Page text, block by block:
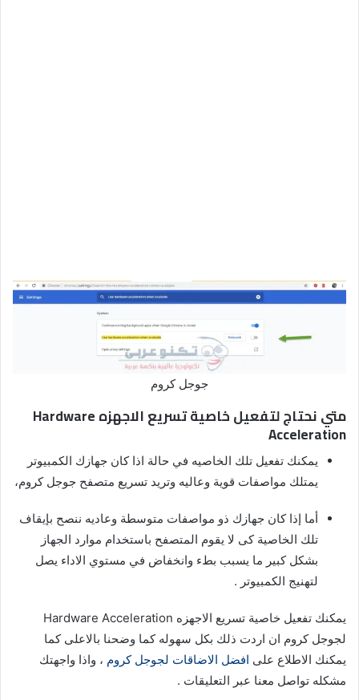
جوجل كروم
متي نحتاج لتفعيل خاصية تسريع الاجهزه Hardware
Acceleration
يمكنك تفعيل تلك الخاصيه في حالة اذا كان جهازك الكمبيوتر
يمتلك مواصفات قوية وعاليه وتريد تسريع متصفح جوجل كروم،
أما إذا كان جهازك ذو مواصفات متوسطة وعاديه ننصح بإيقاف
تلك الخاصية كى لا يقوم المتصفح باستخدام موارد الجهاز
بشكل كبير ما يسبب بطء وانخفاض في مستوي الاداء يصل
لتهنيج الكمبيوتر .
يمكنك تفعيل خاصية تسريع الاجهزه Hardware Acceleration
لجوجل كروم ان اردت ذلك بكل سهوله كما وضحنا بالاعلى كما
يمكنك الاطلاع على افضل الاضاقات لجوجل كروم ، واذا واجهتك
مشكله تواصل معنا عبر التعليقات .